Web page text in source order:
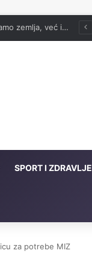
milosti
SPORT I ZDRAVLJE
za potrebe MIZ